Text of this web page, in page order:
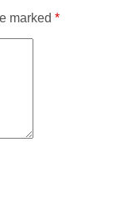
marked *